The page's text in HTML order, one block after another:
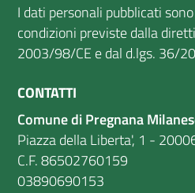
I dati personali pubblicati
condizioni previste dalla
2003/98/CE e dal d.lgs. 36/
CONTATTI
Comune di Pregnana
Piazza della Liberta', 1 -
C.F.
03890690153